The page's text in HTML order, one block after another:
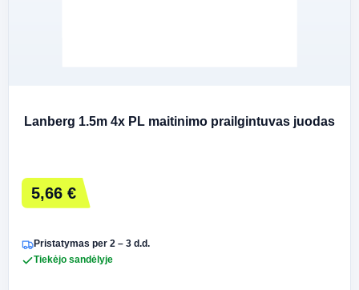
Lanberg 1.5m 4x PL maitinimo prailgintuvas juodas
5,66 €
Pristatymas per 2 – 3 d.d.
Tiekėjo sandėlyje